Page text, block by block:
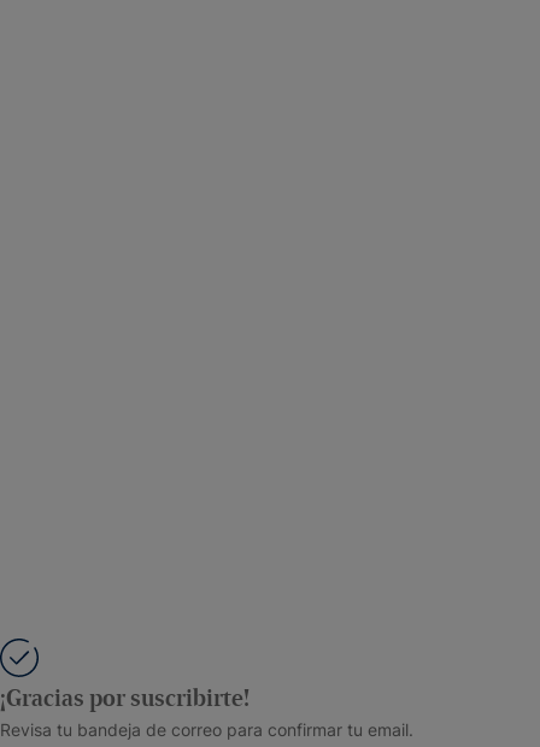
¡Gracias por suscribirte!
Revisa tu bandeja de correo para confirmar tu email.